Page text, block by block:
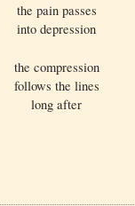
the pain passes
into depression
the compression
follows the lines
long after